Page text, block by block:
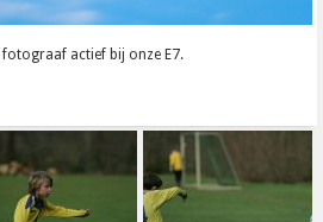
actief bij onze E7.